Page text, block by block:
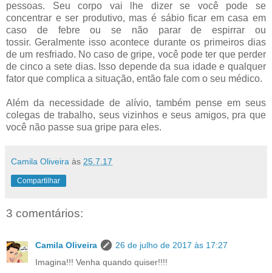
pessoas. Seu corpo vai lhe dizer se você pode se
concentrar e ser produtivo, mas é sábio ficar em casa em
caso de febre ou se não parar de espirrar ou
tossir.Geralmente isso acontece durante os primeiros dias
de um resfriado. No caso de gripe, você pode ter que perder
de cinco a sete dias. Isso depende da sua idade e qualquer
fator que complica a situação, então fale com o seu médico.
Além da necessidade de alívio, também pense em seus
colegas de trabalho, seus vizinhos e seus amigos, pra que
você não passe sua gripe para eles.
Camila Oliveira às 25.7.17
Compartilhar
3 comentários:
Camila Oliveira
26 de julho de 2017 às 17:27
Imagina!!! Venha quando quiser!!!!